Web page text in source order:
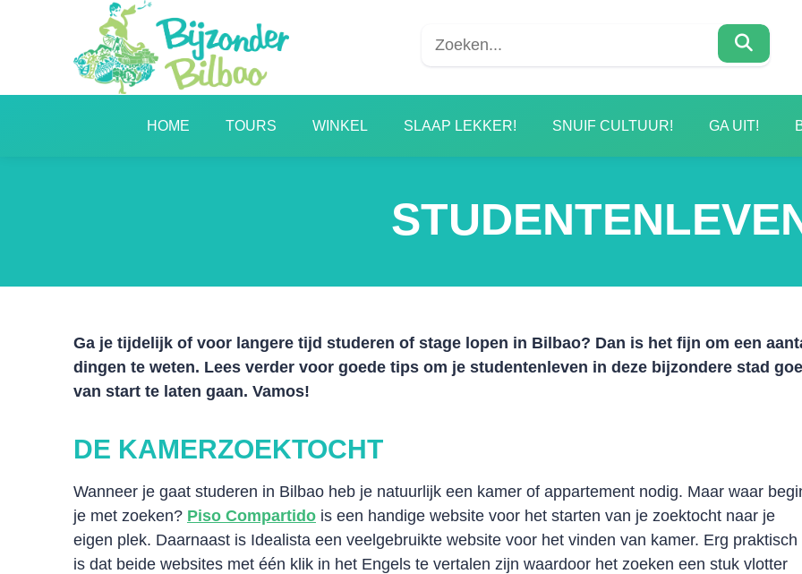
HOME TOURS WINKEL SLAAP LEKKER! SNUIF CULTUUR! GA UIT!
Ga je tijdelijk of voor langere tijd studeren of stage lopen in Bilbao? Dan is het fijn om een
dingen te weten. Lees verder voor goede tips om je studentenleven in deze bijzondere stad
van start te laten gaan. Vamos!
DE KAMERZOEKTOCHT
Wanneer je gaat studeren in Bilbao heb je natuurlijk een kamer of appartement nodig. Maar waar
je met zoeken? Piso Compartido is een handige website voor het starten van je zoektocht naar je
eigen plek. Daarnaast is Idealista een veelgebruikte website voor het vinden van kamer. Erg praktisch
is dat beide websites met één klik in het Engels te vertalen zijn waardoor het zoeken een stuk vlotter